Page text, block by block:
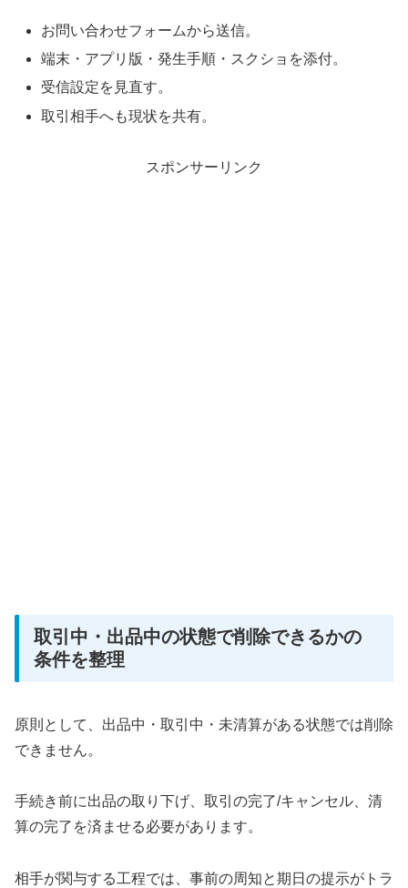
お問い合わせフォームから送信。
端末・アプリ版・発生手順・スクショを添付。
受信設定を見直す。
取引相手へも現状を共有。
スポンサーリンク
取引中・出品中の状態で削除できるかの
条件を整理
原則として、出品中・取引中・未清算がある状態では削除
できません。
手続き前に出品の取り下げ、取引の完了/キャンセル、清
算の完了を済ませる必要があります。
相手が関与する工程では、事前の周知と期日の提示がトラ